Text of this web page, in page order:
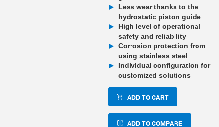
Less wear thanks to the
hydrostatic piston guide
High level of operational
safety and reliability
Corrosion protection from
using stainless steel
Individual configuration for
customized solutions
ADD TO CART
ADD TO COMPARE